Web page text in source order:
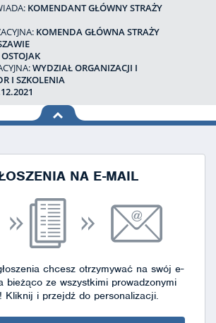
KOMENDANT GŁÓWNY STRAŻY
KOMENDA GŁÓWNA STRAŻY
WYDZIAŁ ORGANIZACJI I
I SZKOLENIA
na górę
NA E-MAIL
chcesz otrzymywać na swój e-
bieżąco ze wszystkimi prowadzonymi
Kliknij i przejdź do personalizacji.